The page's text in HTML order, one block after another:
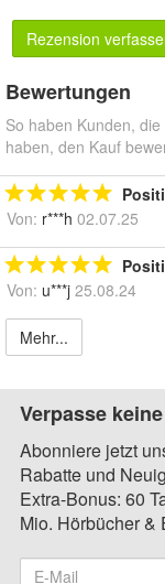
Rezension
Bewertungen
So haben Kunden,
haben, den Kauf
Von: r***h 02.07.25
Von: u***j 25.08.24
Mehr...
Verpasse
Abonniere jetzt
Rabatte und
Extra-Bonus: 60
Mio. Hörbücher &